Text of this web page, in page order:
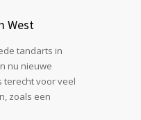
West
tandarts in
nu nieuwe
terecht voor veel
zoals een